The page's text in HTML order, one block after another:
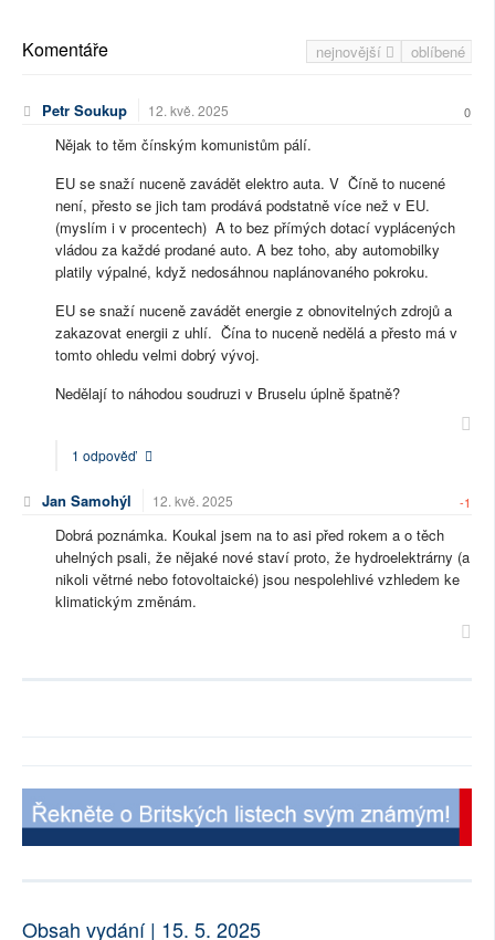
nejnovější oblíbené
Komentáře
Petr Soukup 12. kvě. 2025 0
Nějak to těm čínským komunistům pálí.
EU se snaží nuceně zavádět elektro auta. V Číně to nucené
není, přesto se jich tam prodává podstatně více než v EU.
(myslím i v procentech) A to bez přímých dotací vyplácených
vládou za každé prodané auto. A bez toho, aby automobilky
platily výpalné, když nedosáhnou naplánovaného pokroku.
EU se snaží nuceně zavádět energie z obnovitelných zdrojů a
zakazovat energii z uhlí. Čína to nuceně nedělá a přesto má v
tomto ohledu velmi dobrý vývoj.
Nedělají to náhodou soudruzi v Bruselu úplně špatně?
1 odpověď
Jan Samohýl 12. kvě. 2025 -1
Dobrá poznámka. Koukal jsem na to asi před rokem a o těch
uhelných psali, že nějaké nové staví proto, že hydroelektrárny (a
nikoli větrné nebo fotovoltaické) jsou nespolehlivé vzhledem ke
klimatickým změnám.
Obsah vydání | 15. 5. 2025